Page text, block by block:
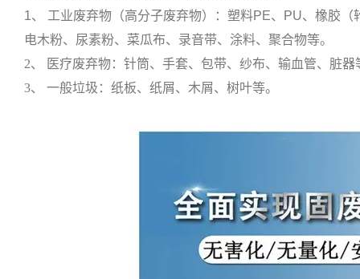
1、 工业废弃物（高分子废弃物）：塑料PE、PU、橡胶
电木粉、尿素粉、菜瓜布、录音带、涂料、聚合物等。
2、 医疗废弃物：针筒、手套、包带、纱布、输血管、脏
3、 一般垃圾：纸板、纸屑、木屑、树叶等。